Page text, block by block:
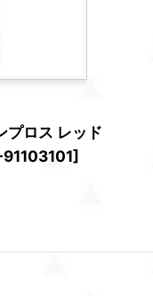
プロス レッド
]